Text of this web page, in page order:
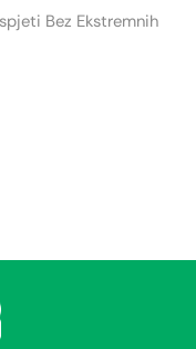
Bez Ekstremnih